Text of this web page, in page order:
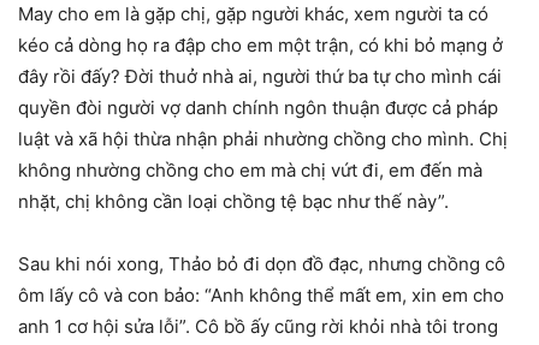
May cho em là gặp chị, gặp người khác, xem người ta có
kéo cả dòng họ ra đập cho em một trận, có khi bỏ mạng ở
đây rồi đấy? Đời thuở nhà ai, người thứ ba tự cho mình cái
quyền đòi người vợ danh chính ngôn thuận được cả pháp
luật và xã hội thừa nhận phải nhường chồng cho mình. Chị
không nhường chồng cho em mà chị vứt đi, em đến mà
nhặt, chị không cần loại chồng tệ bạc như thế này”.
Sau khi nói xong, Thảo bỏ đi dọn đồ đạc, nhưng chồng cô
ôm lấy cô và con bảo: “Anh không thể mất em, xin em cho
anh 1 cơ hội sửa lỗi”. Cô bồ ấy cũng rời khỏi nhà tôi trong